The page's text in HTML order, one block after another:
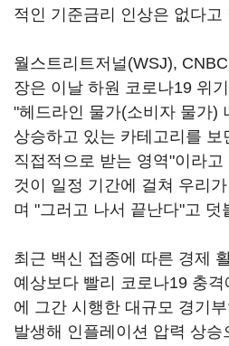
적인 기준금리 인상은 없다고
월스트리트저널(WSJ),
장은 이날 하원 코로나19 위
"헤드라인 물가(소비자 물가)
상승하고 있는 카테고리를
직접적으로 받는 영역"이라
것이 일정 기간에 걸쳐 우리
며 "그러고 나서 끝난다"고 덧
최근 백신 접종에 따른 경제
예상보다 빨리 코로나19 충격
에 그간 시행한 대규모 경기
발생해 인플레이션 압력 상